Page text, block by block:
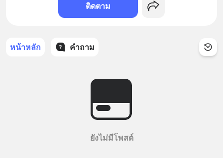
ติดตาม
หน้าหลัก คำถาม
ยังไม่มีโพสต์